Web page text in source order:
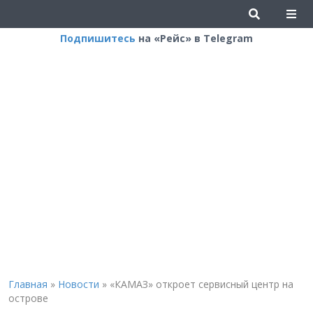
Подпишитесь на «Рейс» в Telegram
Главная » Новости » «КАМАЗ» откроет сервисный центр на
острове